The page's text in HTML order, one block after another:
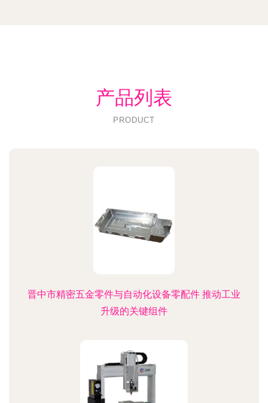
产品列表
PRODUCT
晋中市精密五金零件与自动化设备零配件 推动工业
升级的关键组件